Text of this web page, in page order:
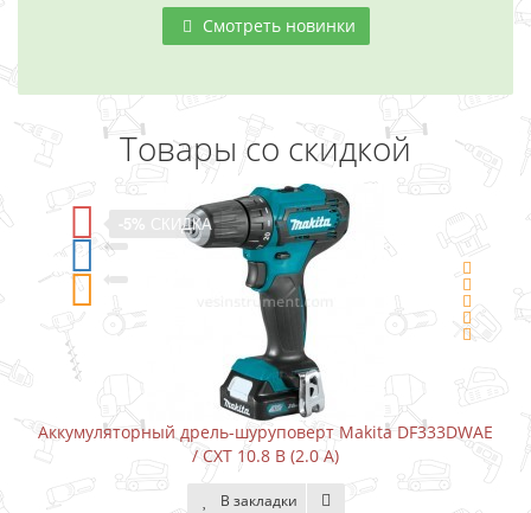
Смотреть новинки
Товары со скидкой
Makita DF333DWAE
-5%СКИДКА
Аккумуляторный шуруповерт-